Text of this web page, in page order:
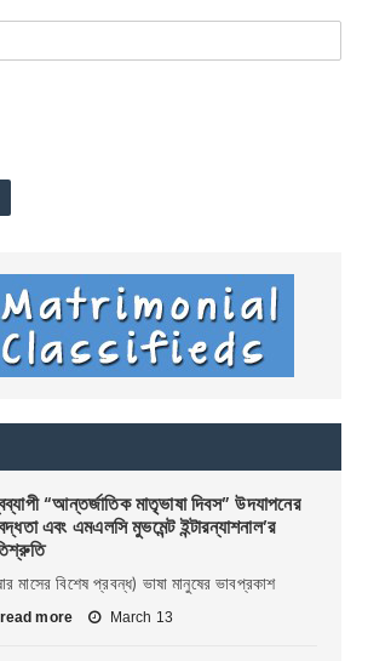
“আন্তর্জাতিক মাতৃভাষা দিবস” উদযাপনের
এবং এমএলসি মুভমেন্ট ইন্টারন্যাশনাল’র
মাসের বিশেষ প্রবন্ধ) ভাষা মানুষের ভাবপ্রকাশ
read more March 13